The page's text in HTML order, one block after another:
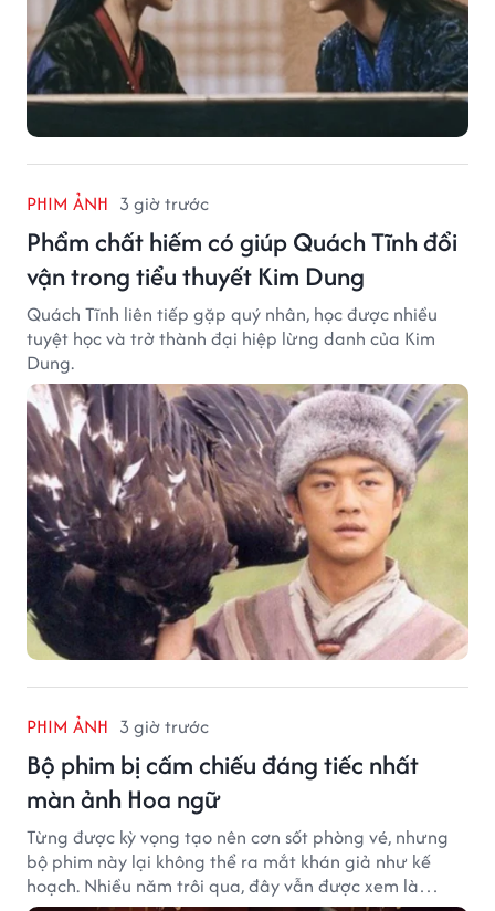
PHIM ẢNH 3 giờ trước
Phẩm chất hiếm có giúp Quách Tĩnh đổi
vận trong tiểu thuyết Kim Dung
Quách Tĩnh liên tiếp gặp quý nhân, học được nhiều
tuyệt học và trở thành đại hiệp lừng danh của Kim
Dung.
PHIM ẢNH 3 giờ trước
Bộ phim bị cấm chiếu đáng tiếc nhất
màn ảnh Hoa ngữ
Từng được kỳ vọng tạo nên cơn sốt phòng vé, nhưng
bộ phim này lại không thể ra mắt khán giả như kế
hoạch. Nhiều năm trôi qua, đây vẫn được xem là